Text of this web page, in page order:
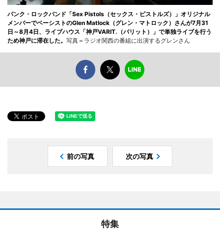
パンク・ロックバンド「Sex Pistols（セックス・ピストルズ）」オリジナル
メンバーでベーシストのGlen Matlock（グレン・マトロック）さんが7月31
日～8月4日、ライブハウス「神戸VARIT.（バリット）」で単独ライブを行う
ため神戸に滞在した。 写真＝ラジオ関西の番組に出演するグレンさん
前の写真 次の写真
特集